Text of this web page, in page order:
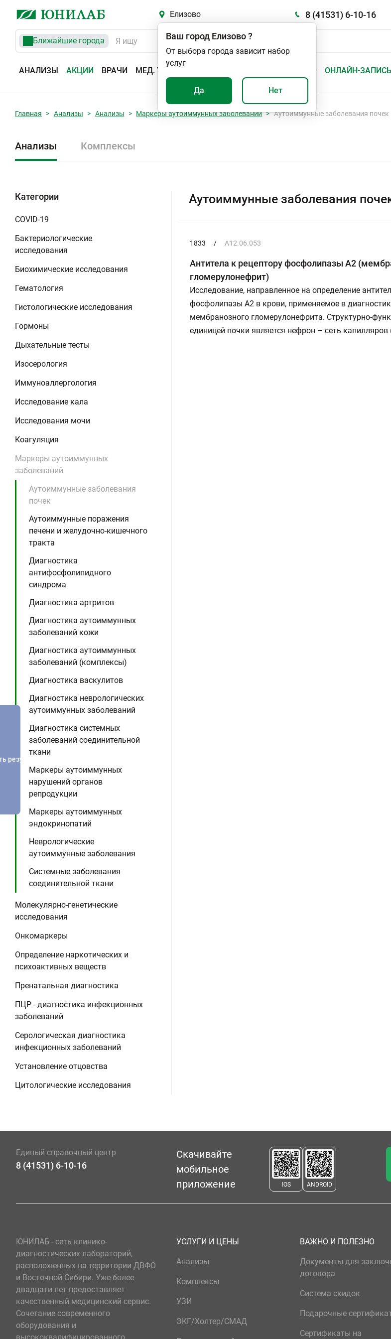
Елизово 8 (41531) 6-10-16
Ближайшие города
АНАЛИЗЫ АКЦИИ ВРАЧИ МЕД. УСЛУГИ ОНЛАЙН-ЗАПИСЬ
Ваш город Елизово?
От выбора города зависит набор
услуг
Да Нет
Главная Анализы Анализы Маркеры аутоиммунных заболеваний Аутоиммунные заболевания почек
Анализы Комплексы
Категории
COVID-19
Бактериологические
исследования
Биохимические исследования
Гематология
Гистологические исследования
Гормоны
Дыхательные тесты
Изосерология
Иммуноаллергология
Исследование кала
Исследования мочи
Коагуляция
Маркеры аутоиммунных
заболеваний
Аутоиммунные заболевания
почек
Аутоиммунные поражения
печени и желудочно-кишечного
тракта
Диагностика
антифосфолипидного
синдрома
Диагностика артритов
Диагностика аутоиммунных
заболеваний кожи
Диагностика аутоиммунных
заболеваний (комплексы)
Диагностика васкулитов
Диагностика неврологических
аутоиммунных заболеваний
Диагностика системных
заболеваний соединительной
ткани
Маркеры аутоиммунных
нарушений органов
репродукции
Маркеры аутоиммунных
эндокринопатий
Неврологические
аутоиммунные заболевания
Системные заболевания
соединительной ткани
Молекулярно-генетические
исследования
Онкомаркеры
Определение наркотических и
психоактивных веществ
Пренатальная диагностика
ПЦР - диагностика инфекционных
заболеваний
Серологическая диагностика
инфекционных заболеваний
Установление отцовства
Цитологические исследования
Аутоиммунные заболевания
1833 / A12.06.053
Антитела к рецептору фосфолипазы А2
гломерулонефрит)
Исследование, направленное на определение
фосфолипазы А2 в крови, применяемое в
мембранозного гломерулонефрита. Структурно-
единицей почки является нефрон – сеть капилляров
результатов
Единый справочный центр
8 (41531) 6-10-16
Скачивайте
мобильное
приложение
IOS ANDROID
ЮНИЛАБ - сеть клинико-
диагностических лабораторий,
расположенных на территории ДВФО
и Восточной Сибири. Уже более
двадцати лет предоставляет
качественный медицинский сервис.
Сочетание современного
оборудования и
УСЛУГИ И ЦЕНЫ
Анализы
Комплексы
УЗИ
ЭКГ/Холтер/СМАД
ВАЖНО И ПОЛЕЗНО
Документы для
договора
Система скидок
Подарочные
Сертификаты на